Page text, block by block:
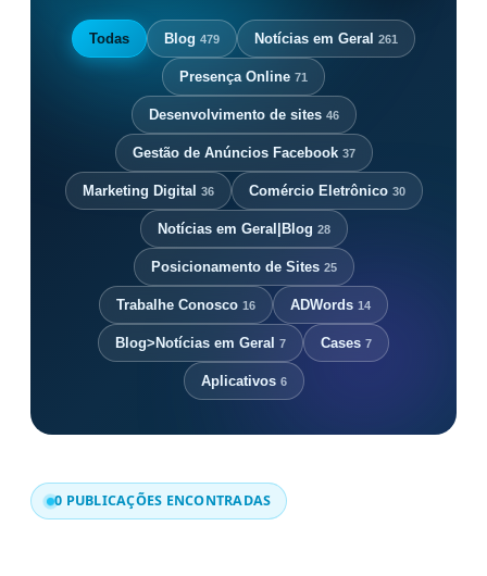
Todas Blog 479 Notícias em Geral 261
Presença Online 71
Desenvolvimento de sites 46
Gestão de Anúncios Facebook 37
Marketing Digital 36 Comércio Eletrônico 30
Notícias em Geral|Blog 28
Posicionamento de Sites 25
Trabalhe Conosco 16 ADWords 14
Blog>Notícias em Geral 7 Cases 7
Aplicativos 6
0 PUBLICAÇÕES ENCONTRADAS